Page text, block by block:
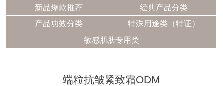
新品爆款推荐
经典产品分类
产品功效分类
特殊用途类（特证）
敏感肌肤专用类
端粒抗皱紧致霜ODM